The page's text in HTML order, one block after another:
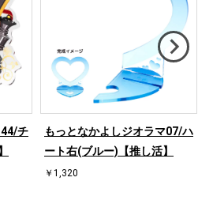
チ
もっとなかよしジオラマ07/ハ
ート右(ブルー)【推し活】
￥1,320